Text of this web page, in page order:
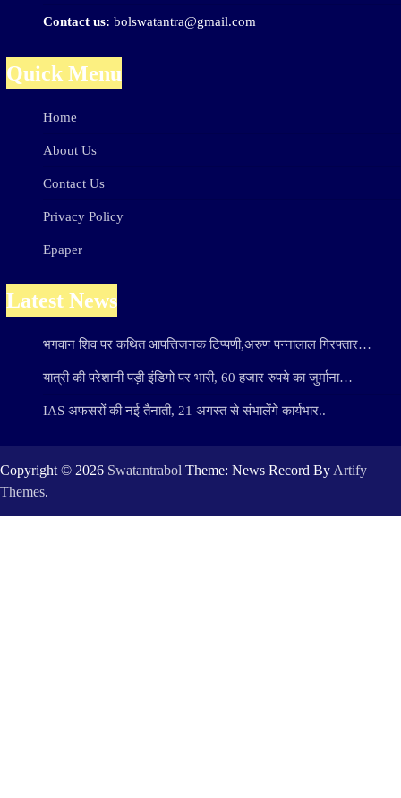
Contact us: bolswatantra@gmail.com
Quick Menu
Home
About Us
Contact Us
Privacy Policy
Epaper
Latest News
भगवान शिव पर कथित आपत्तिजनक टिप्पणी,अरुण पन्नालाल गिरफ्तार…
यात्री की परेशानी पड़ी इंडिगो पर भारी, 60 हजार रुपये का जुर्माना…
IAS अफसरों की नई तैनाती, 21 अगस्त से संभालेंगे कार्यभार..
Copyright © 2026 Swatantrabol Theme: News Record By Artify
Themes.